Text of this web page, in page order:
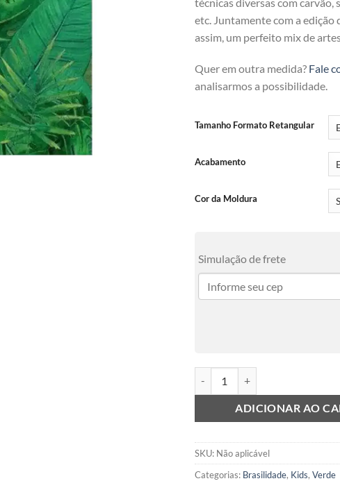
etc. Juntamente com a edição
assim, um perfeito mix de
Quer em outra medida? Fale
analisarmos a possibilidade.
Tamanho Formato Retangular
Acabamento
Cor da Moldura
Simulação de frete
ADICIONAR AO
SKU: Não aplicável
Categorias: Brasilidade, Kids, Verde